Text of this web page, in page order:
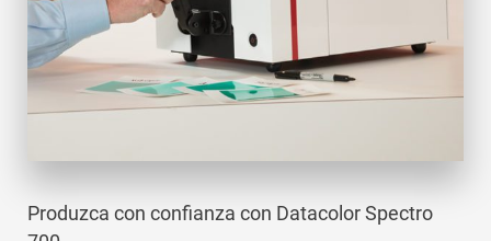
Produzca con confianza con Datacolor Spectro